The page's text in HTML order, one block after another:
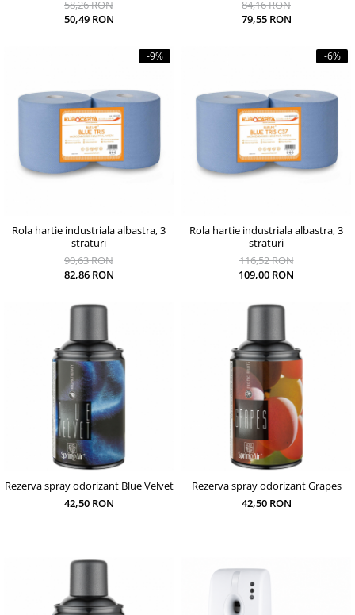
58,26 RON
50,49 RON
84,16 RON
79,55 RON
-9%
Rola hartie industriala albastra, 3
straturi
90,63 RON
82,86 RON
-6%
Rola hartie industriala albastra, 3
straturi
116,52 RON
109,00 RON
Rezerva spray odorizant Blue Velvet
42,50 RON
Rezerva spray odorizant Grapes
42,50 RON